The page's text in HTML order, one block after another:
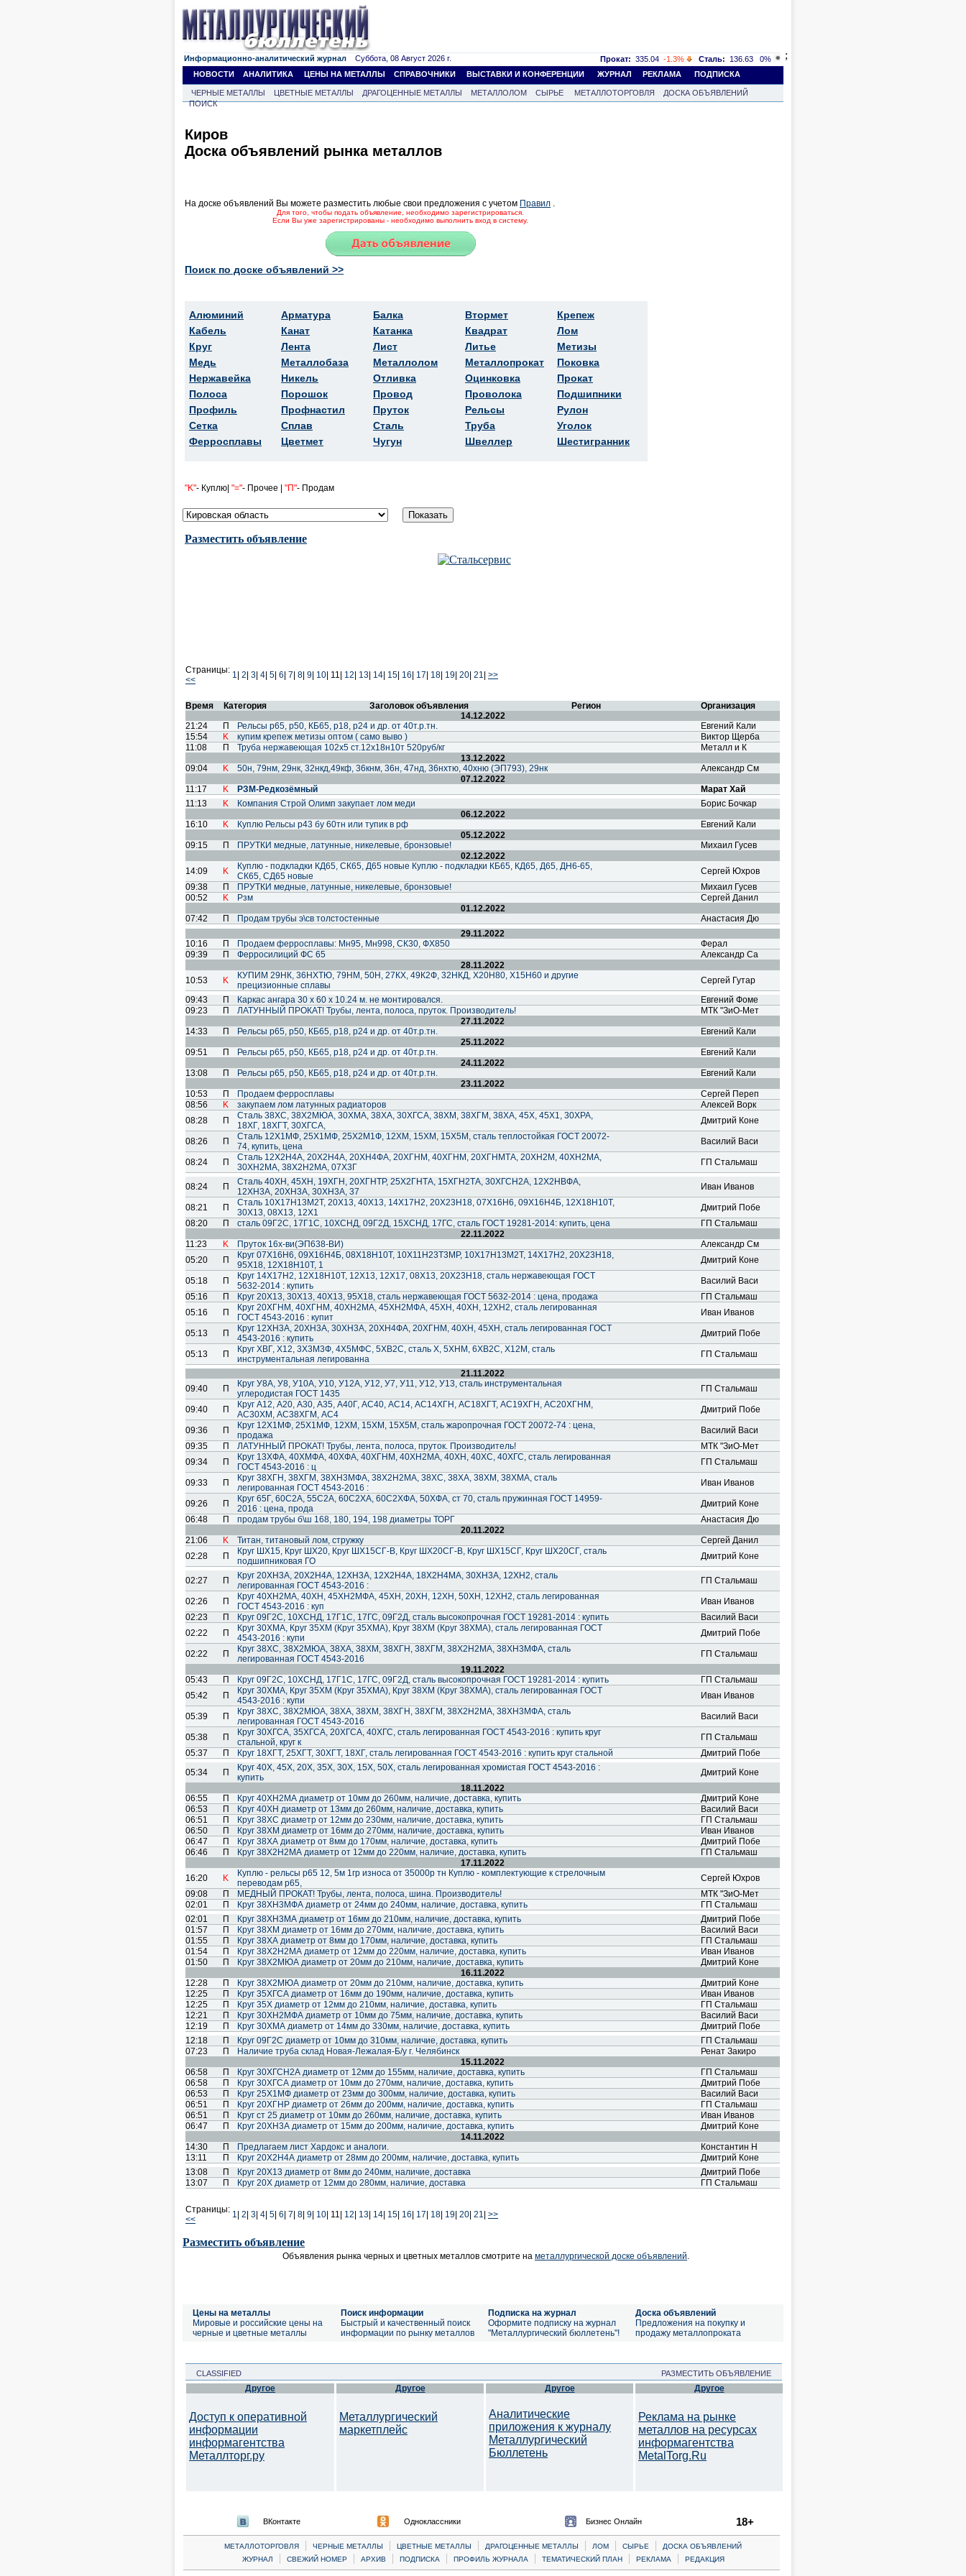
Информационно-аналитический журнал Суббота, 08 Август 2026 г. Прокат: 335.04 -1.3% Сталь: 136.63
0%
НОВОСТИ
АНАЛИТИКА ЦЕНЫ НА МЕТАЛЛЫ СПРАВОЧНИКИ ВЫСТАВКИ И КОНФЕРЕНЦИИ ЖУРНАЛ РЕКЛАМА ПОДПИСКА
ЧЕРНЫЕ МЕТАЛЛЫ ЦВЕТНЫЕ МЕТАЛЛЫ ДРАГОЦЕННЫЕ МЕТАЛЛЫ МЕТАЛЛОЛОМ СЫРЬЕ МЕТАЛЛОТОРГОВЛЯ
ДОСКА ОБЪЯВЛЕНИЙ
ПОИСК
;
Киров
Доска объявлений рынка металлов
На доске объявлений Вы можете разместить любые свои предложения с учетом Правил
Для того, чтобы подать объявление, необходимо зарегистрироваться.
Если Вы уже зарегистрированы - необходимо выполнить вход в систему.
Поиск по доске объявлений >>
Алюминий
Кабель
Круг
Медь
Нержавейка
Полоса
Профиль
Сетка
Ферросплавы
Арматура
Канат
Лента
Металлобаза
Никель
Порошок
Профнастил
Сплав
Цветмет
Балка
Катанка
Лист
Металлолом
Отливка
Провод
Пруток
Сталь
Чугун
Втормет
Квадрат
Литье
Металлопрокат
Оцинковка
Проволока
Рельсы
Труба
Швеллер
Крепеж
Лом
Метизы
Поковка
Прокат
Подшипники
Рулон
Уголок
Шестигранник
"K"- Куплю| "="- Прочее | "П"- Продам
Разместить объявление
Страницы:
<<
1 2 3 4 5 6 7 8 9 10 11| 12 13 14 15 16 17 18 19 20 21 >>
Время Категория Заголовок объявления Регион
Организация
14.12.2022
21:24
П Рельсы р65, р50, КБ65, р18, р24 и др. от 40т.р.тн.
Евгений Кали
15:54
K купим крепеж метизы оптом ( само выво )
Виктор Щерба
11:08
П Труба нержавеющая 102х5 ст.12х18н10т 520руб/кг
Металл и К
13.12.2022
09:04
K 50н, 79нм, 29нк, 32нкд,49кф, 36кнм, 36н, 47нд, 36нхтю, 40хню (ЭП793), 29нк
Александр См
07.12.2022
11:17
K РЗМ-Редкозёмный
Марат Хай
11:13
K Компания Строй Олимп закупает лом меди
Борис Бочкар
06.12.2022
16:10
K Куплю Рельсы р43 бу 60тн или тупик в рф
Евгений Кали
05.12.2022
09:15
П ПРУТКИ медные, латунные, никелевые, бронзовые!
Михаил Гусев
02.12.2022
14:09
K
Куплю - подкладки КД65, СК65, Д65 новые Куплю - подкладки КБ65, КД65, Д65, ДН6-65,
СК65, СД65 новые
Сергей Юхров
09:38
П ПРУТКИ медные, латунные, никелевые, бронзовые!
Михаил Гусев
00:52
K Рзм
Сергей Данил
01.12.2022
07:42
П Продам трубы э\св толстостенные
Анастасия Дю
29.11.2022
10:16
П Продаем ферросплавы: Мн95, Мн998, СК30, ФХ850
Ферал
09:39
П Ферросилиций ФС 65
Александр Са
28.11.2022
10:53
K
КУПИМ 29НК, 36НХТЮ, 79НМ, 50Н, 27КХ, 49К2Ф, 32НКД, Х20Н80, Х15Н60 и другие
прецизионные сплавы
Сергей Гутар
09:43
П Каркас ангара 30 х 60 х 10.24 м. не монтировался.
Евгений Фоме
09:23
П ЛАТУННЫЙ ПРОКАТ! Трубы, лента, полоса, пруток. Производитель!
МТК "ЗиО-Мет
27.11.2022
14:33
П Рельсы р65, р50, КБ65, р18, р24 и др. от 40т.р.тн.
Евгений Кали
25.11.2022
09:51
П Рельсы р65, р50, КБ65, р18, р24 и др. от 40т.р.тн.
Евгений Кали
24.11.2022
13:08
П Рельсы р65, р50, КБ65, р18, р24 и др. от 40т.р.тн.
Евгений Кали
23.11.2022
10:53
П Продаем ферросплавы
Сергей Переп
08:56
K закупаем лом латунных радиаторов
Алексей Ворк
08:28
П
Сталь 38ХС, 38Х2МЮА, 30ХМА, 38ХА, 30ХГСА, 38ХМ, 38ХГМ, 38ХА, 45Х, 45Х1, 30ХРА,
18ХГ, 18ХГТ, 30ХГСА,
Дмитрий Коне
08:26 П
Сталь 12Х1МФ, 25Х1МФ, 25Х2М1Ф, 12ХМ, 15ХМ, 15Х5М, сталь теплостойкая ГОСТ 20072-
74, купить, цена
Василий Васи
08:24 П
Сталь 12Х2Н4А, 20Х2Н4А, 20ХН4ФА, 20ХГНМ, 40ХГНМ, 20ХГНМТА, 20ХН2М, 40ХН2МА,
30ХН2МА, 38Х2Н2МА, 07Х3Г
ГП Стальмаш
08:24 П
Сталь 40ХН, 45ХН, 19ХГН, 20ХГНТР, 25Х2ГНТА, 15ХГН2ТА, 30ХГСН2А, 12Х2НВФА,
12ХН3А, 20ХН3А, 30ХН3А, 37
Иван Иванов
08:21 П
Сталь 10X17Н13М2Т, 20Х13, 40Х13, 14Х17Н2, 20Х23Н18, 07Х16Н6, 09Х16Н4Б, 12Х18Н10Т,
30Х13, 08Х13, 12Х1
Дмитрий Побе
08:20
П сталь 09Г2С, 17Г1С, 10ХСНД, 09Г2Д, 15ХСНД, 17ГС, сталь ГОСТ 19281-2014: купить, цена
ГП Стальмаш
22.11.2022
11:23
K Пруток 16х-ви(ЭП638-ВИ)
Александр См
05:20
П
Круг 07Х16Н6, 09Х16Н4Б, 08Х18Н10Т, 10Х11Н23Т3МР, 10Х17Н13М2Т, 14Х17Н2, 20Х23Н18,
95Х18, 12Х18Н10Т, 1
Дмитрий Коне
05:18 П
Круг 14Х17Н2, 12Х18Н10Т, 12Х13, 12Х17, 08Х13, 20Х23Н18, сталь нержавеющая ГОСТ
5632-2014 : купить
Василий Васи
05:16
П Круг 20Х13, 30Х13, 40Х13, 95Х18, сталь нержавеющая ГОСТ 5632-2014 : цена, продажа
ГП Стальмаш
05:16
П
Круг 20ХГНМ, 40ХГНМ, 40ХН2МА, 45ХН2МФА, 45ХН, 40ХН, 12ХН2, сталь легированная
ГОСТ 4543-2016 : купит
Иван Иванов
05:13 П
Круг 12ХН3А, 20ХН3А, 30ХН3А, 20ХН4ФА, 20ХГНМ, 40ХН, 45ХН, сталь легированная ГОСТ
4543-2016 : купить
Дмитрий Побе
05:13 П
Круг ХВГ, Х12, 3Х3М3Ф, 4Х5МФС, 5ХВ2С, сталь Х, 5ХНМ, 6ХВ2С, Х12М, сталь
инструментальная легированна
ГП Стальмаш
21.11.2022
09:40
П
Круг У8А, У8, У10А, У10, У12А, У12, У7, У11, У12, У13, сталь инструментальная
углеродистая ГОСТ 1435
ГП Стальмаш
09:40 П
Круг А12, А20, А30, А35, А40Г, АС40, АС14, АС14ХГН, АС18ХГТ, АС19ХГН, АС20ХГНМ,
АС30ХМ, АС38ХГМ, АС4
Дмитрий Побе
09:36 П
Круг 12Х1МФ, 25Х1МФ, 12ХМ, 15ХМ, 15Х5М, сталь жаропрочная ГОСТ 20072-74 : цена,
продажа
Василий Васи
09:35
П ЛАТУННЫЙ ПРОКАТ! Трубы, лента, полоса, пруток. Производитель!
МТК "ЗиО-Мет
09:34
П
Круг 13ХФА, 40ХМФА, 40ХФА, 40ХГНМ, 40ХН2МА, 40ХН, 40ХС, 40ХГС, сталь легированная
ГОСТ 4543-2016 : ц
ГП Стальмаш
09:33 П
Круг 38ХГН, 38ХГМ, 38ХН3МФА, 38Х2Н2МА, 38ХС, 38ХА, 38ХМ, 38ХМА, сталь
легированная ГОСТ 4543-2016 :
Иван Иванов
09:26 П
Круг 65Г, 60С2А, 55С2А, 60С2ХА, 60С2ХФА, 50ХФА, ст 70, сталь пружинная ГОСТ 14959-
2016 : цена, прода
Дмитрий Коне
06:48
П продам трубы б\ш 168, 180, 194, 198 диаметры ТОРГ
Анастасия Дю
20.11.2022
21:06
K Титан, титановый лом, стружку
Сергей Данил
02:28
П
Круг ШХ15, Круг ШХ20, Круг ШХ15СГ-В, Круг ШХ20СГ-В, Круг ШХ15СГ, Круг ШХ20СГ, сталь
подшипниковая ГО
Дмитрий Коне
02:27 П
Круг 20ХН3А, 20Х2Н4А, 12ХН3А, 12Х2Н4А, 18Х2Н4МА, 30ХН3А, 12ХН2, сталь
легированная ГОСТ 4543-2016 :
ГП Стальмаш
02:26 П
Круг 40ХН2МА, 40ХН, 45ХН2МФА, 45ХН, 20ХН, 12ХН, 50ХН, 12ХН2, сталь легированная
ГОСТ 4543-2016 : куп
Иван Иванов
02:23
П Круг 09Г2С, 10ХСНД, 17Г1С, 17ГС, 09Г2Д, сталь высокопрочная ГОСТ 19281-2014 : купить
Василий Васи
02:22
П
Круг 30ХМА, Круг 35ХМ (Круг 35ХМА), Круг 38ХМ (Круг 38ХМА), сталь легированная ГОСТ
4543-2016 : купи
Дмитрий Побе
02:22 П
Круг 38ХС, 38Х2МЮА, 38ХА, 38ХМ, 38ХГН, 38ХГМ, 38Х2Н2МА, 38ХН3МФА, сталь
легированная ГОСТ 4543-2016
ГП Стальмаш
19.11.2022
05:43
П Круг 09Г2С, 10ХСНД, 17Г1С, 17ГС, 09Г2Д, сталь высокопрочная ГОСТ 19281-2014 : купить
ГП Стальмаш
05:42
П
Круг 30ХМА, Круг 35ХМ (Круг 35ХМА), Круг 38ХМ (Круг 38ХМА), сталь легированная ГОСТ
4543-2016 : купи
Иван Иванов
05:39 П
Круг 38ХС, 38Х2МЮА, 38ХА, 38ХМ, 38ХГН, 38ХГМ, 38Х2Н2МА, 38ХН3МФА, сталь
легированная ГОСТ 4543-2016
Василий Васи
05:38 П
Круг 30ХГСА, 35ХГСА, 20ХГСА, 40ХГС, сталь легированная ГОСТ 4543-2016 : купить круг
стальной, круг к
ГП Стальмаш
05:37
П Круг 18ХГТ, 25ХГТ, 30ХГТ, 18ХГ, сталь легированная ГОСТ 4543-2016 : купить круг стальной
Дмитрий Побе
05:34
П
Круг 40Х, 45Х, 20Х, 35Х, 30Х, 15Х, 50Х, сталь легированная хромистая ГОСТ 4543-2016 :
купить
Дмитрий Коне
18.11.2022
06:55
П Круг 40ХН2МА диаметр от 10мм до 260мм, наличие, доставка, купить
Дмитрий Коне
06:53
П Круг 40ХН диаметр от 13мм до 260мм, наличие, доставка, купить
Василий Васи
06:51
П Круг 38ХС диаметр от 12мм до 230мм, наличие, доставка, купить
ГП Стальмаш
06:50
П Круг 38ХМ диаметр от 16мм до 270мм, наличие, доставка, купить
Иван Иванов
06:47
П Круг 38ХА диаметр от 8мм до 170мм, наличие, доставка, купить
Дмитрий Побе
06:46
П Круг 38Х2Н2МА диаметр от 12мм до 220мм, наличие, доставка, купить
ГП Стальмаш
17.11.2022
16:20
K
Куплю - рельсы р65 12, 5м 1гр износа от 35000р тн Куплю - комплектующие к стрелочным
переводам р65,
Сергей Юхров
09:08
П МЕДНЫЙ ПРОКАТ! Трубы, лента, полоса, шина. Производитель!
МТК "ЗиО-Мет
02:01
П Круг 38ХН3МФА диаметр от 24мм до 240мм, наличие, доставка, купить
ГП Стальмаш
02:01
П Круг 38ХН3МА диаметр от 16мм до 210мм, наличие, доставка, купить
Дмитрий Побе
01:57
П Круг 38ХМ диаметр от 16мм до 270мм, наличие, доставка, купить
Василий Васи
01:55
П Круг 38ХА диаметр от 8мм до 170мм, наличие, доставка, купить
ГП Стальмаш
01:54
П Круг 38Х2Н2МА диаметр от 12мм до 220мм, наличие, доставка, купить
Иван Иванов
01:50
П Круг 38Х2МЮА диаметр от 20мм до 210мм, наличие, доставка, купить
Дмитрий Коне
16.11.2022
12:28
П Круг 38Х2МЮА диаметр от 20мм до 210мм, наличие, доставка, купить
Дмитрий Коне
12:25
П Круг 35ХГСА диаметр от 16мм до 190мм, наличие, доставка, купить
Иван Иванов
12:25
П Круг 35Х диаметр от 12мм до 210мм, наличие, доставка, купить
ГП Стальмаш
12:21
П Круг 30ХН2МФА диаметр от 10мм до 75мм, наличие, доставка, купить
Василий Васи
12:19
П Круг 30ХМА диаметр от 14мм до 330мм, наличие, доставка, купить
Дмитрий Побе
12:18
П Круг 09Г2С диаметр от 10мм до 310мм, наличие, доставка, купить
ГП Стальмаш
07:23
П Наличие труба склад Новая-Лежалая-Б/у г. Челябинск
Ренат Закиро
15.11.2022
06:58
П Круг 30ХГСН2А диаметр от 12мм до 155мм, наличие, доставка, купить
ГП Стальмаш
06:58
П Круг 30ХГСА диаметр от 10мм до 270мм, наличие, доставка, купить
Дмитрий Побе
06:53
П Круг 25Х1МФ диаметр от 23мм до 300мм, наличие, доставка, купить
Василий Васи
06:51
П Круг 20ХГНР диаметр от 26мм до 200мм, наличие, доставка, купить
ГП Стальмаш
06:51
П Круг ст 25 диаметр от 10мм до 260мм, наличие, доставка, купить
Иван Иванов
06:47
П Круг 20ХН3А диаметр от 15мм до 200мм, наличие, доставка, купить
Дмитрий Коне
14.11.2022
14:30
П Предлагаем лист Хардокс и аналоги.
Константин Н
13:11
П Круг 20Х2Н4А диаметр от 28мм до 200мм, наличие, доставка, купить
Дмитрий Коне
13:08
П Круг 20Х13 диаметр от 8мм до 240мм, наличие, доставка
Дмитрий Побе
13:07
П Круг 20Х диаметр от 12мм до 280мм, наличие, доставка ГП Стальмаш
Страницы:
<<
1 2 3 4 5 6 7 8 9 10 11| 12 13 14 15 16 17 18 19 20 21 >>
Разместить объявление
Объявления рынка черных и цветных металлов смотрите на металлургической доске объявлений.
Цены на металлы
Мировые и российские цены на
черные и цветные металлы
Поиск информации
Быстрый и качественный поиск
информации по рынку металлов
Подписка на журнал
Оформите подписку на журнал
"Металлургический бюллетень"!
Доска объявлений
Предложения на покупку и
продажу металлопроката
CLASSIFIED РАЗМЕСТИТЬ ОБЪЯВЛЕНИЕ
Другое
Доступ к оперативной
информации
информагентства
Металлторг.ру
Другое
Металлургический
маркетплейс
Другое
Аналитические
приложения к журналу
Металлургический
Бюллетень
Другое
Реклама на рынке
металлов на ресурсах
информагентства
MetalTorg.Ru
ВКонтакте Одноклассники Бизнес Онлайн 18+
МЕТАЛЛОТОРГОВЛЯ | ЧЕРНЫЕ МЕТАЛЛЫ | ЦВЕТНЫЕ МЕТАЛЛЫ | ДРАГОЦЕННЫЕ МЕТАЛЛЫ | ЛОМ | CЫРЬЕ |
ДОСКА ОБЪЯВЛЕНИЙ
ЖУРНАЛ
| СВЕЖИЙ НОМЕР | АРХИВ | ПОДПИСКА | ПРОФИЛЬ ЖУРНАЛА | ТЕМАТИЧЕСКИЙ ПЛАН | РЕКЛАМА | РЕДАКЦИЯ